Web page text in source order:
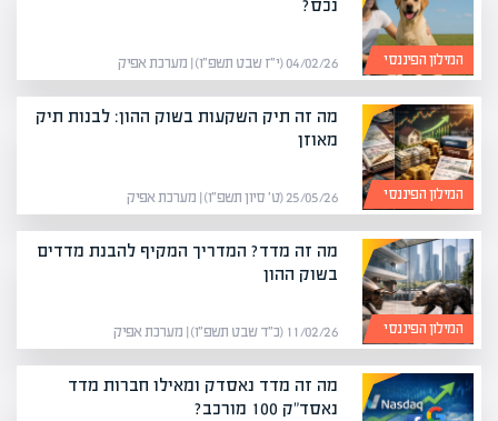
המילון הפיננסי
נכס?
04/02/26 (י״ז שבט תשפ״ו) | מערכת אפיק
המילון הפיננסי
מה זה תיק השקעות בשוק ההון: לבנות תיק
מאוזן
25/05/26 (ט׳ סיון תשפ״ו) | מערכת אפיק
המילון הפיננסי
מה זה מדד? המדריך המקיף להבנת מדדים
בשוק ההון
11/02/26 (כ״ד שבט תשפ״ו) | מערכת אפיק
מה זה מדד נאסדק ומאילו חברות מדד
נאסד"ק 100 מורכב?